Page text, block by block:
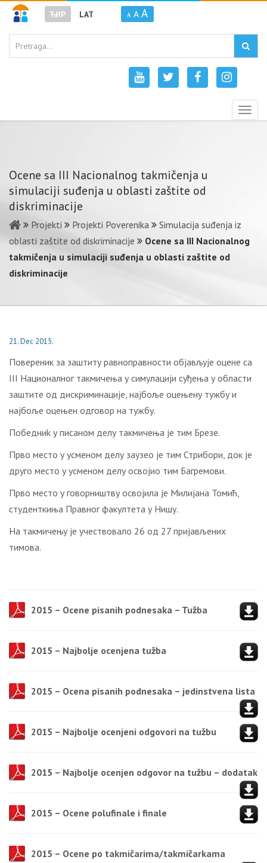
ЋИР LAT A A A
Ocene sa III Nacionalnog takmičenja u
simulaciji suđenja u oblasti zaštite od
diskriminacije
Projekti Projekti Poverenika
Simulacija suđenja iz
oblasti zaštite od diskriminacije
Ocene sa III Nacionalnog
takmičenja u simulaciji suđenja u oblasti zaštite od
diskriminacije
21. Dec 2015.
Повереник за заштиту равноправности објављује оцене са
III Националног такмичења у симулацији суђења у области
заштите од дискриминације, најбоље оцењену тужбу и
најбоље оцењен одговор на тужбу.
Победниk у писаном делу такмичења je тим Брезе.
Прво место у усменом делу заузео је тим Стрибори, док је
друго место у усменом делу освојио тим Багремови.
Прво место у говорништву освојила је Милијана Томић,
студенткиња Правног факултета у Нишу.
На такмичењу је учествовало 26 од 27 пријављених
тимова.
2015 – Ocene pisanih podnesaka – Tužba
2015 – Najbolje ocenjena tužba
2015 – Ocena pisanih podnesaka – jedinstvena lista
2015 – Najbolje ocenjeni odgovori na tužbu
2015 – Najbolje ocenjen odgovor na tužbu – dodatak
2015 – Ocene polufinale i finale
2015 – Ocene po takmičarima/takmičarkama